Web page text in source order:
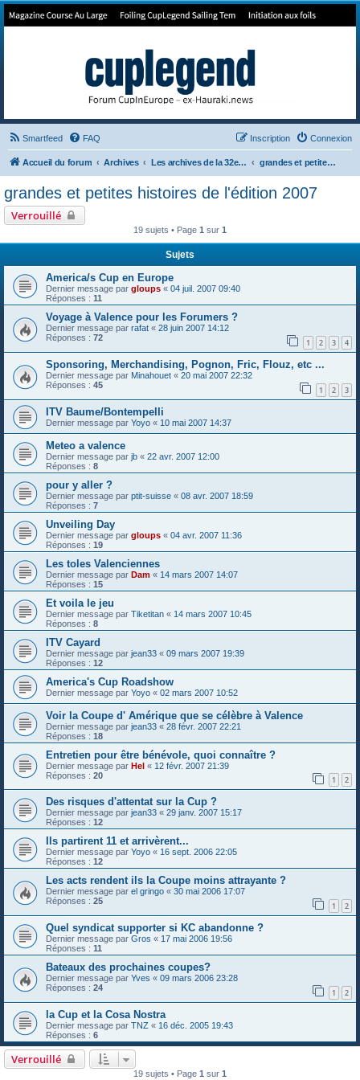
Forum de Cup In Europe
Smartfeed FAQ Connexion
Inscription
Accueil du forum Archives Les archives de la 32e America's Cup grandes et petites histoires de l'édition 2007
grandes et petites histoires de l'édition 2007
Verrouillé
19 sujets • Page 1 sur 1
Sujets
America/s Cup en Europe
Dernier message par gloups « 04 juil. 2007 09:40
Réponses : 11
Voyage à Valence pour les Forumers ?
Dernier message par rafat « 28 juin 2007 14:12
Réponses : 72 1 2 3 4
Sponsoring, Merchandising, Pognon, Fric, Flouz, etc ...
Dernier message par Minahouet « 20 mai 2007 22:32
Réponses : 45 1 2 3
ITV Baume/Bontempelli
Dernier message par Yoyo « 10 mai 2007 14:37
Meteo a valence
Dernier message par jb « 22 avr. 2007 12:00
Réponses : 8
pour y aller ?
Dernier message par ptit-suisse « 08 avr. 2007 18:59
Réponses : 7
Unveiling Day
Dernier message par gloups « 04 avr. 2007 11:36
Réponses : 19
Les toles Valenciennes
Dernier message par Dam « 14 mars 2007 14:07
Réponses : 15
Et voila le jeu
Dernier message par Tiketitan « 14 mars 2007 10:45
Réponses : 8
ITV Cayard
Dernier message par jean33 « 09 mars 2007 19:39
Réponses : 12
America's Cup Roadshow
Dernier message par Yoyo « 02 mars 2007 10:52
Voir la Coupe d' Amérique que se célèbre à Valence
Dernier message par jean33 « 28 févr. 2007 22:21
Réponses : 18
Entretien pour être bénévole, quoi connaître ?
Dernier message par Hel « 12 févr. 2007 21:39
Réponses : 20 1 2
Des risques d'attentat sur la Cup ?
Dernier message par jean33 « 29 janv. 2007 15:17
Réponses : 12
Ils partirent 11 et arrivèrent...
Dernier message par Yoyo « 16 sept. 2006 22:05
Réponses : 12
Les acts rendent ils la Coupe moins attrayante ?
Dernier message par el gringo « 30 mai 2006 17:07
Réponses : 25 1 2
Quel syndicat supporter si KC abandonne ?
Dernier message par Gros « 17 mai 2006 19:56
Réponses : 11
Bateaux des prochaines coupes?
Dernier message par Yves « 09 mars 2006 23:28
Réponses : 24 1 2
la Cup et la Cosa Nostra
Dernier message par TNZ « 16 déc. 2005 19:43
Réponses : 6
Verrouillé
19 sujets • Page 1 sur 1